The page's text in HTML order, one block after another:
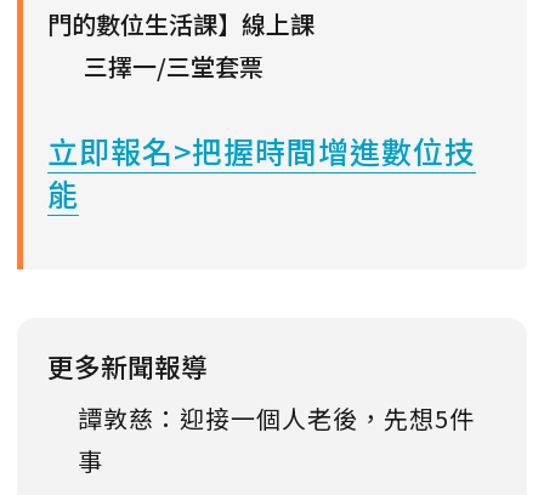
門的數位生活課】線上課
三擇一/三堂套票
立即報名>把握時間增進數位技
能
更多新聞報導
譚敦慈：迎接一個人老後，先想5件
事